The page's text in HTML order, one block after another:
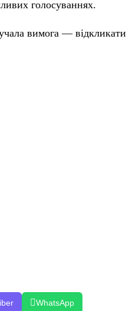
голосуваннях.
вимога — відкликати
WhatsApp